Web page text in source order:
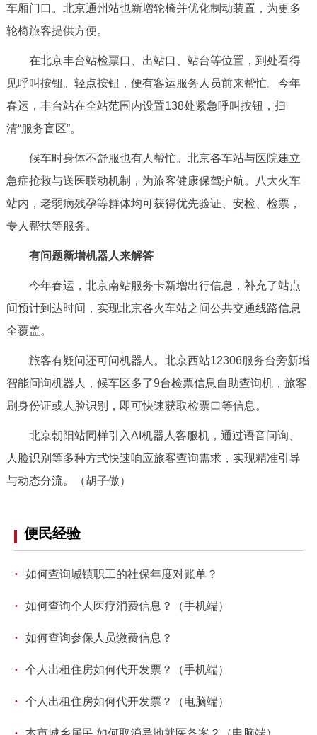
车厢门口。北京通州站也新增轮椅并优化制动装置，为更多
轮椅旅客提供方便。
在北京丰台站检票口、出站口、站台等位置，到处看得
见呼叫按钮。轻点按钮，便有客运服务人员前来帮忙。今年
春运，丰台站在全站范围内设置138处紧急呼叫按钮，扫
清“服务盲区”。
候车时身体不舒服也有人帮忙。北京各车站与医院建立
急症抢救与送医联动机制，为旅客健康保驾护航。八大火车
站内，老弱病残孕等群体均可获得优先验证、安检、检票，
专人帮扶等服务。
有问题新增机器人来解答
今年春运，北京南站服务卡新增出行信息，补充了站点
间预计到达时间，实现北京各火车站之间公共交通线路信息
全覆盖。
旅客有疑问还可问机器人。北京西站12306服务台旁新增
智能问询机器人，候车区多了9台检票信息自助查询机，旅客
刷身份证或人脸识别，即可快速获取检票口等信息。
北京朝阳站同样引入AI机器人客服机，通过语音问询、
人脸识别等多种方式快速响应旅客查询需求，实现精准引导
与动态分流。（胡子傲）
便民经验
· 如何查询城镇职工的社保年度对账单？
· 如何查询个人医疗消费信息？（手机端）
· 如何查询参保人员缴费信息？
· 个人出租住房如何代开发票？（手机端）
· 个人出租住房如何代开发票？（电脑端）